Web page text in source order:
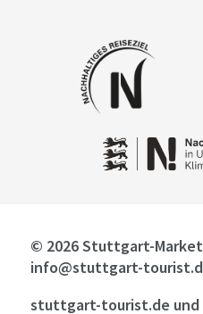
© 2026 Stuttgart-
info@stuttgart-
stuttgart-tourist.de und